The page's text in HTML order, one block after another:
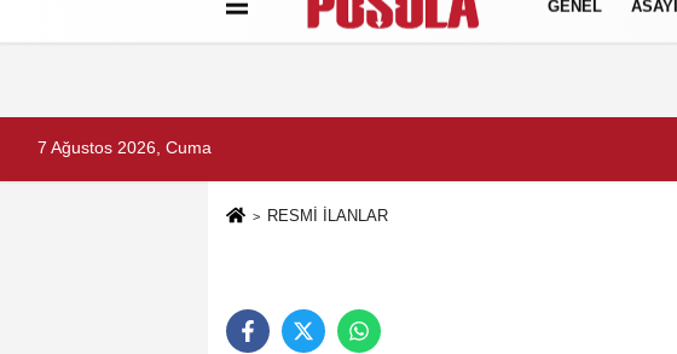
İletişim Gizlilik Politikası
GENEL
7 Ağustos 2026, Cuma
RESMİ İLANLAR